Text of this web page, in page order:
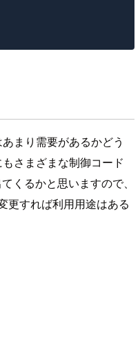
まり需要があるかどう
さまざまな制御コード
くるかと思いますので、
更すれば利用用途はある